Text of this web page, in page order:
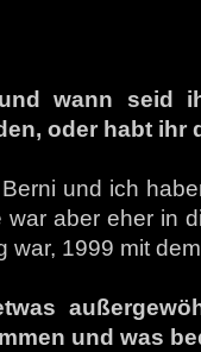
wann seid
oder habt ihr
und ich
war aber eher in
war, 1999 mit
und was